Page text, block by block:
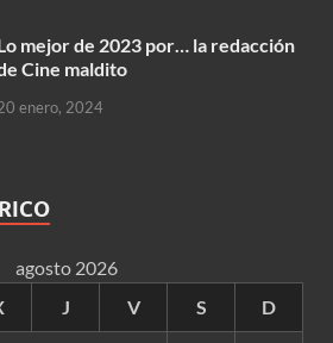
mejor de 2023 por… la redacción
Cine maldito
enero, 2024
agosto 2026
J V S D